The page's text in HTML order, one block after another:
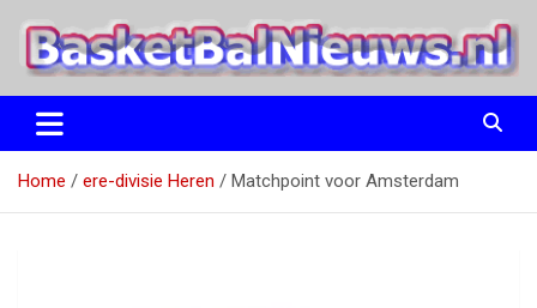
naar
BasketBalNieuws.nl
Etten
Home ere-divisie Heren Matchpoint voor Amsterdam